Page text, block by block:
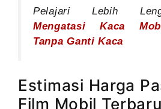
Pelajari Lebih
Mengatasi Kaca
Tanpa Ganti Kaca
Estimasi Harga
Film Mobil Terbaru